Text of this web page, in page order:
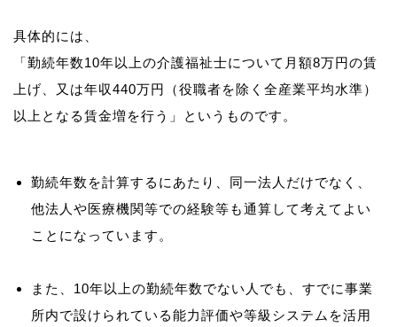
具体的には、
「勤続年数10年以上の介護福祉士について月額8万円の賃
上げ、又は年収440万円（役職者を除く全産業平均水準）
勤続年数を計算するにあたり、同一法人だけでなく、
他法人や医療機関等での経験等も通算して考えてよい
ことになっています。
また、10年以上の勤続年数でない人でも、すでに事業
所内で設けられている能力評価や等級システムを活用